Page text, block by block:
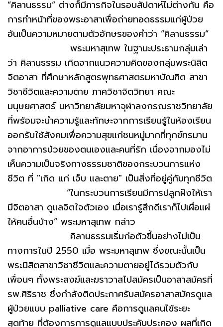
“คิลานธรรม” ต่างก็มีภารกิจในรอบสัปดาห์ไม่ต่างกัน คือ
การทำหน้าที่ของพระอาสาเพื่อถ่ายทอดธรรมแก่ผู้ป่วย
อันเป็นความหมายตามตัวอักษรของคำว่า “คิลานธรรม”
พระมหาสุเทพ ในฐานะประธานกลุ่มเล่า
ว่า คิลานธรรม เกิดจากแนวความคิดของกลุ่มพระนิสิต
จิตอาสา ที่ศึกษาหลักสูตรพุทธศาสตรมหาบัณฑิต สาขา
วิชาชีวิตและความตาย ภาควิชาจิตวิทยา คณะ
มนุษยศาสตร์ มหาวิทยาลัยมหาจุฬาลงกรณราชวิทยาลัย
ที่พร้อมจะนำความรู้และทักษะจากการเรียนรู้ในห้องเรียน
ออกรับใช้สังคมเพื่อความสุขแก่ชนหมู่มากที่ทุกข์ทรมาน
จากอาการป่วยของตนเองและคนที่รัก เนื่องจากมองไม่
เห็นความเป็นจริงทางธรรมชาติของกระบวนการแห่ง
ชีวิต ที่ "เกิด แก่ เจ็บ และตาย" เป็นสิ่งที่อยู่คู่กับทุกชีวิต
“ในกระบวนการเรียนมีการปลูกฝังให้เรา
มีจิตอาสา ดูแลจิตใจตัวเอง เมื่อเรารู้สึกดีเราก็ไปเผื่อแผ่
ให้คนอื่นบ้าง” พระมหาสุเทพ กล่าว
คิลานธรรมเริ่มก่อตัวขึ้นอย่างไม่เป็น
ทางการในปี 2550 เมื่อ พระมหาสุเทพ ซึ่งขณะนั้นเป็น
พระนิสิตสาขาวิชาชีวิตและความตายอยู่ได้รวมตัวกับ
เพื่อนๆ ทั้งพระสงฆ์และฆราวาสไปสมัครเป็นอาสาสมัครที่
รพ.ศิริราช ซึ่งกำลังติดประกาศรับสมัครอาสาสมัครดูแล
ผู้ป่วยแบบ palliative care คือการดูแลคนไข้ระยะ
สุดท้าย ที่ต้องการการดูแลแบบประคับประคอง ผลที่เกิด